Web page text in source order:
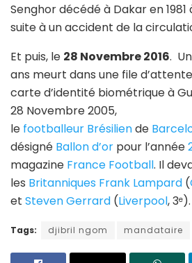
Senghor décédé à Dakar en 1981
suite à un accident de la
Et puis, le 28 Novembre 2016.
ans meurt dans une file
carte d’identité biométrique à
28 Novembre 2005,
le footballeur Brésiliende
désigné Ballon d’or pour l’année
magazine France Football. Il
les Britanniques Frank Lampard (
et Steven Gerrard (Liverpool, 3e).
Tags: djibril ngom mandataire